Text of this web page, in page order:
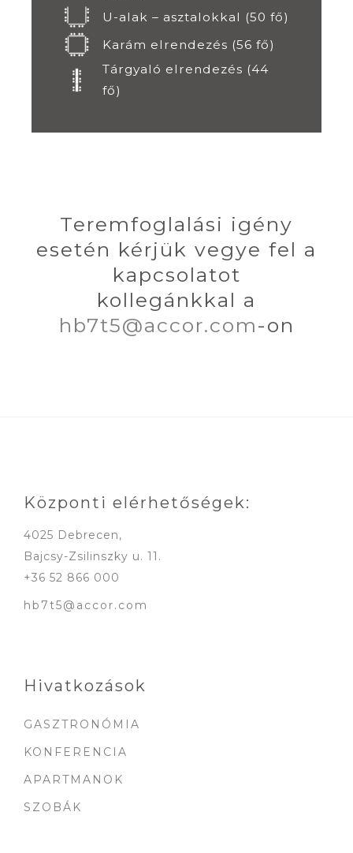
U-alak – asztalokkal (50 fő)
Karám elrendezés (56 fő)
Tárgyaló elrendezés (44
fő)
Teremfoglalási igény
esetén kérjük vegye fel a
kapcsolatot
kollegánkkal a
hb7t5@accor.com-on
Központi elérhetőségek:
4025 Debrecen,
Bajcsy-Zsilinszky u. 11.
+36 52 866 000
hb7t5@accor.com
Hivatkozások
GASZTRONÓMIA
KONFERENCIA
APARTMANOK
SZOBÁK